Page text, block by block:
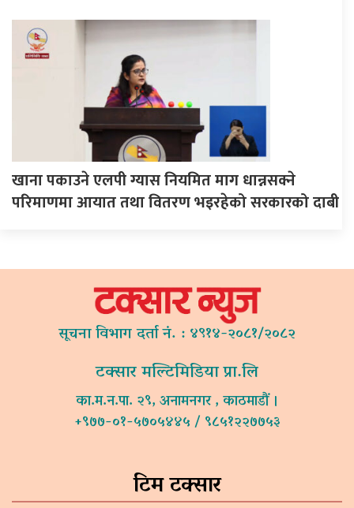
खाना पकाउने एलपी ग्यास नियमित माग धान्नसक्ने
परिमाणमा आयात तथा वितरण भइरहेको सरकारको दाबी
सूचना विभाग दर्ता नं. : ४९१४-२०८१/२०८२
टक्सार मल्टिमिडिया प्रा.लि
का.म.न.पा. २९, अनामनगर , काठमाडौं ।
+९७७-०१-५७०५४४५ / ९८५१२२७७५३
टिम टक्सार